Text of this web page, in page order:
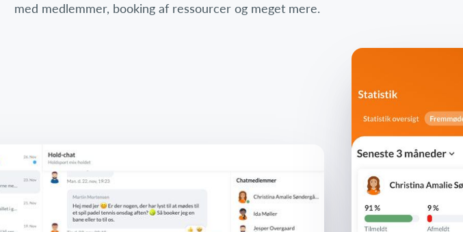
med medlemmer, booking af ressourcer og meget mere.